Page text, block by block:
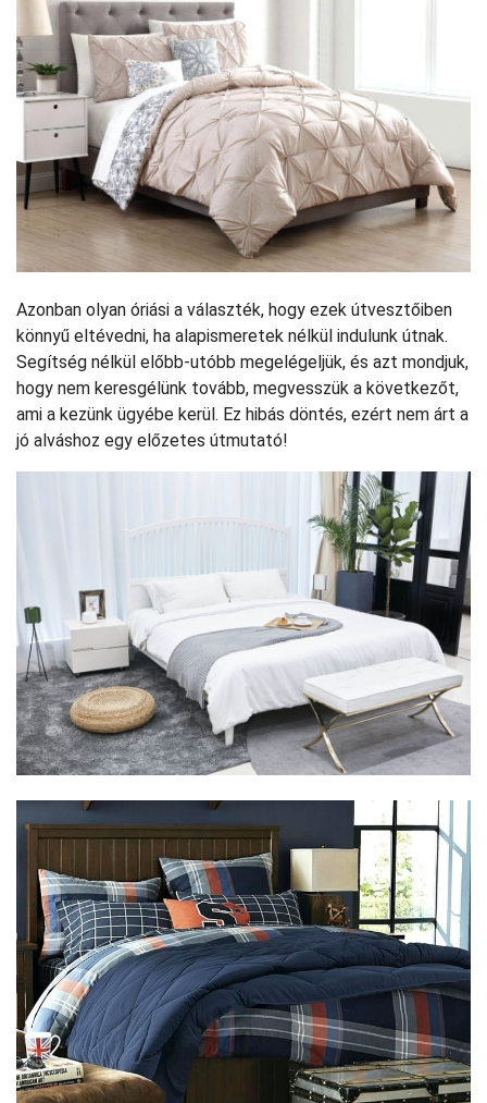
Azonban olyan óriási a választék, hogy ezek útvesztőiben
könnyű eltévedni, ha alapismeretek nélkül indulunk útnak.
Segítség nélkül előbb-utóbb megelégeljük, és azt mondjuk,
hogy nem keresgélünk tovább, megvesszük a következőt,
ami a kezünk ügyébe kerül. Ez hibás döntés, ezért nem árt a
jó alváshoz egy előzetes útmutató!